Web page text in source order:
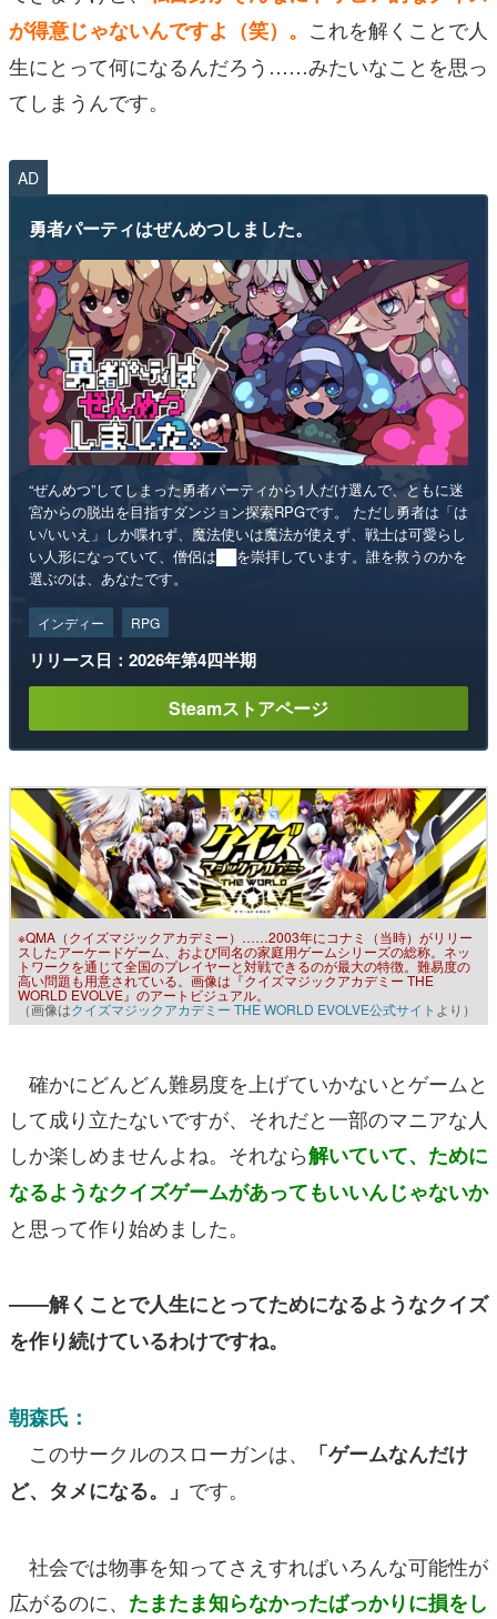
が得意じゃないんですよ（笑）。 これを解くことで人
生にとって何になるんだろう……みたいなことを思っ
てしまうんです。
AD
勇者パーティはぜんめつしました。
“ぜんめつ”してしまった勇者パーティから1人だけ選んで、ともに迷
宮からの脱出を目指すダンジョン探索RPGです。 ただし勇者は「は
い/いいえ」しか喋れず、魔法使いは魔法が使えず、戦士は可愛らし
い人形になっていて、僧侶は██を崇拝しています。誰を救うのかを
選ぶのは、あなたです。
インディー RPG
リリース日：2026年第4四半期
Steamストアページ
※QMA（クイズマジックアカデミー）……2003年にコナミ（当時）がリリー
スしたアーケードゲーム、および同名の家庭用ゲームシリーズの総称。ネッ
トワークを通じて全国のプレイヤーと対戦できるのが最大の特徴。難易度の
高い問題も用意されている。画像は『クイズマジックアカデミー THE
WORLD EVOLVE』のアートビジュアル。
（画像はクイズマジックアカデミー THE WORLD EVOLVE公式サイト より）
確かにどんどん難易度を上げていかないとゲームと
して成り立たないですが、それだと一部のマニアな人
しか楽しめませんよね。それなら解いていて、ために
なるようなクイズゲームがあってもいいんじゃないか
と思って作り始めました。
――解くことで人生にとってためになるようなクイズ
を作り続けているわけですね。
朝森氏：
このサークルのスローガンは、
「ゲームなんだけ
ど、タメになる。」 です。
社会では物事を知ってさえすればいろんな可能性が
広がるのに、 たまたま知らなかったばっかりに損をし